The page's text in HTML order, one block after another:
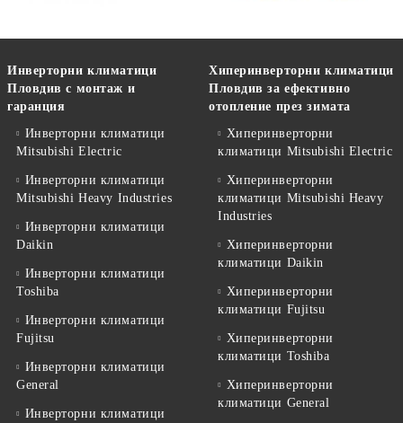
Инверторни климатици
Пловдив с монтаж и
гаранция
Инверторни климатици
Mitsubishi Electric
Инверторни климатици
Mitsubishi Heavy Industries
Инверторни климатици
Daikin
Инверторни климатици
Toshiba
Инверторни климатици
Fujitsu
Инверторни климатици
General
Инверторни климатици
Хиперинверторни климатици
Пловдив за ефективно
отопление през зимата
Хиперинверторни
климатици Mitsubishi Electric
Хиперинверторни
климатици Mitsubishi Heavy
Industries
Хиперинверторни
климатици Daikin
Хиперинверторни
климатици Fujitsu
Хиперинверторни
климатици Toshiba
Хиперинверторни
климатици General